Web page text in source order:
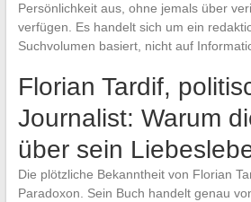
Persönlichkeit aus, ohne jemals über
verfügen. Es handelt sich um ein
Suchvolumen basiert, nicht auf
Florian Tardif,
Journalist: Warum
über sein
Die plötzliche Bekanntheit von Florian
Paradoxon. Sein Buch handelt genau